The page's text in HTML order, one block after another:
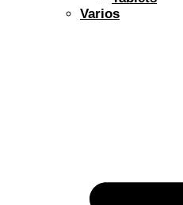
Varios